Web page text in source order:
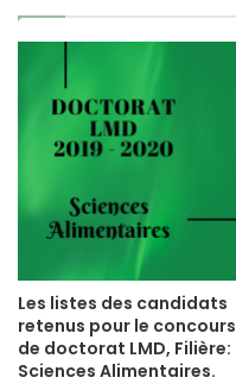
Les listes des candidats
retenus pour le concours
de doctorat LMD, Filière:
Sciences Alimentaires.